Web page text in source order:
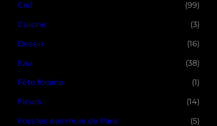
Ciel (99)
Cuisine (3)
Dessin (16)
Eau (38)
Fête foraine (1)
Fleurs (14)
Fossiles des murs de Paris (5)